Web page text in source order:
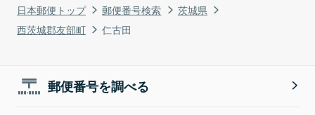
日本郵便トップ 郵便番号検索
茨城県
西茨城郡友部町
仁古田
郵便番号を調べる